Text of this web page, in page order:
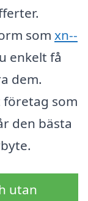
som xn--
enkelt få
dem.
som
den bästa
utan